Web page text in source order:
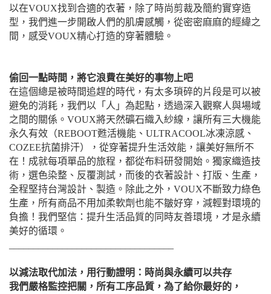
以在VOUX找到合適的衣著，除了時尚剪裁及簡約實穿造
型，我們進一步開啟人們的肌膚感觸，從密密麻麻的經緯之
間，感受VOUX精心打造的穿著體驗。
偷回一點時間，將它浪費在美好的事物上吧
在這個總是被時間追趕的時代，有太多瑣碎的片段是可以被
避免的消耗，我們以「人」為起點，透過深入觀察人與場域
之間的關係。VOUX將天然礦石織入紗線，讓所有三大機能
永久有效（REBOOT甦活機能、ULTRACOOL冰凍涼感、
COZEE抗菌排汗），從穿著提升生活效能，讓美好無所不
在！成就每項單品的旅程，都從布料研發開始。獨家織造技
術，選色染整、反覆測試，而後的衣著設計、打版、生產，
全程堅持台灣設計、製造。除此之外，VOUX不斷致力綠色
生產，所有商品不用加柔軟劑也能不皺好穿，減輕對環境的
負擔！我們堅信：提升生活品質的同時友善環境，才是永續
美好的循環。
以減法取代加法，用行動證明：時尚與永續可以共存
我們嚴格監控把關，所有工序品質，為了給你最好的，